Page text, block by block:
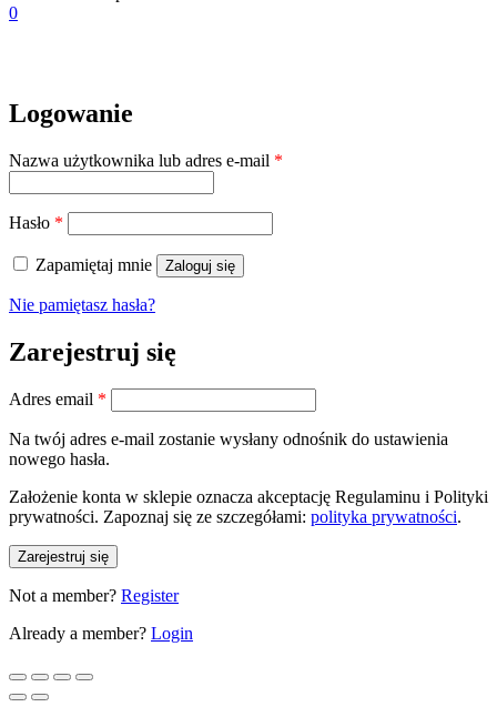
0
Logowanie
Nazwa użytkownika lub adres e-mail *
Hasło *
Zapamiętaj mnie Zaloguj się
Nie pamiętasz hasła?
Zarejestruj się
Adres email *
Na twój adres e-mail zostanie wysłany odnośnik do ustawienia
nowego hasła.
Założenie konta w sklepie oznacza akceptację Regulaminu i Polityki
prywatności. Zapoznaj się ze szczegółami: polityka prywatności.
Zarejestruj się
Not a member? Register
Already a member? Login